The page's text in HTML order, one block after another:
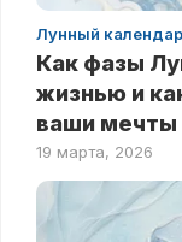
Лунный
Как фазы
жизнью и
ваши мечты
19 марта, 2026